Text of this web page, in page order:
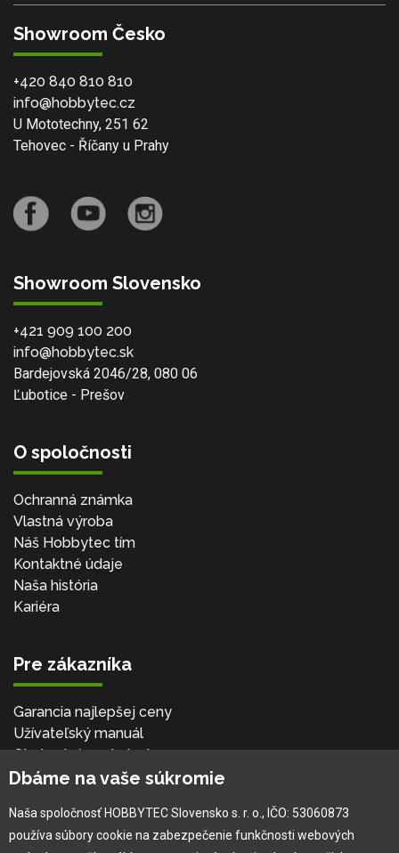
Showroom Česko
+420 840 810 810
info@hobbytec.cz
U Mototechny, 251 62
Tehovec - Říčany u Prahy
Showroom Slovensko
+421 909 100 200
info@hobbytec.sk
Bardejovská 2046/28, 080 06
Ľubotice - Prešov
O spoločnosti
Ochranná známka
Vlastná výroba
Náš Hobbytec tím
Kontaktné údaje
Naša história
Kariéra
Pre zákazníka
Garancia najlepšej ceny
Užívateľský manuál
Obchodné podmienky
Zákazník & partner
Novinky
Dbáme na vaše súkromie
Naša spoločnosť HOBBYTEC Slovensko s. r. o., IČO: 53060873
používa súbory cookie na zabezpečenie funkčnosti webových